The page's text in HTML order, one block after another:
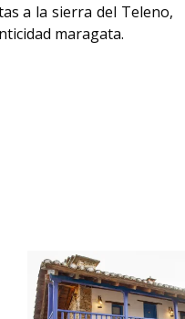
a la sierra del Teleno,
maragata.